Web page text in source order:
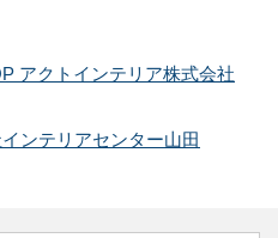
アクトインテリア株式会社
ンテリアセンター山田